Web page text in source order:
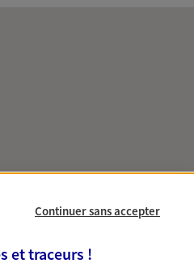
Continuer sans accepter
et traceurs !